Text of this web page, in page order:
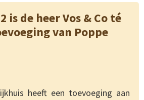
is de heer Vos & Co té
van Poppe
heeft een toevoeging aan